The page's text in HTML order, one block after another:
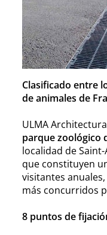
Clasificado entre
de animales de
ULMA
parque zoológico
localidad de
que constituyen
visitantes
más concurridos
8 puntos de